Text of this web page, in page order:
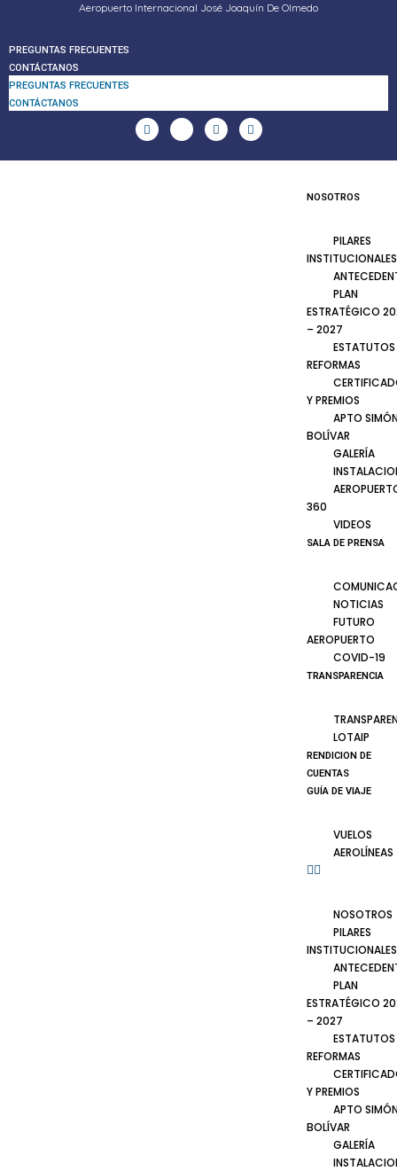
Aeropuerto Internacional José Joaquín De Olmedo
PREGUNTAS FRECUENTES
CONTÁCTANOS
PREGUNTAS FRECUENTES
CONTÁCTANOS
NOSOTROS
PILARES
INSTITUCIONALES
PLAN
ESTRATÉGICO
– 2027
ESTATUTOS
REFORMAS
Y PREMIOS
APTO
BOLÍVAR
GALERÍA
360
VIDEOS
SALA DE PRENSA
NOTICIAS
FUTURO
AEROPUERTO
COVID-19
TRANSPARENCIA
LOTAIP
RENDICION DE
CUENTAS
GUÍA DE VIAJE
VUELOS
AEROLÍNEAS
NOSOTROS
PILARES
INSTITUCIONALES
PLAN
ESTRATÉGICO
– 2027
ESTATUTOS
REFORMAS
Y PREMIOS
APTO
BOLÍVAR
GALERÍA